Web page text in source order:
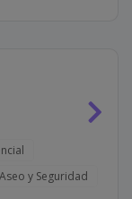
y Seguridad